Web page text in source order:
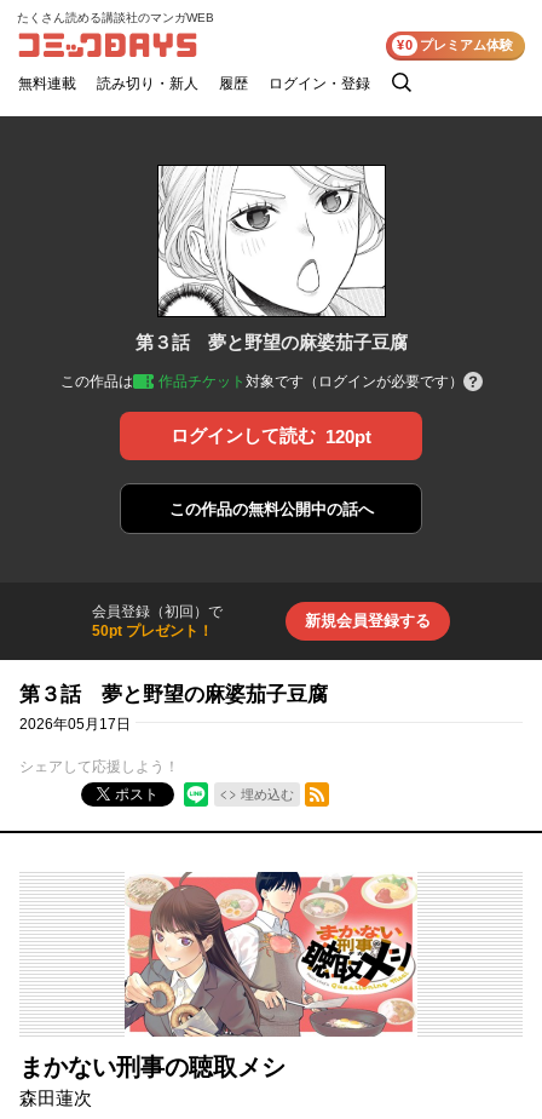
コミックDAYS
たくさん読める講談社のマンガWEB
無料連載 読み切り・新人 履歴 ログイン・登録
検
¥0 プレミアム体験
第３話 夢と野望の麻婆茄子豆腐
この作品は 作品チケット 対象です（ログインが必要です）
ログインして読む 120pt
この作品の無料公開中の話へ
会員登録（初回）で
50pt プレゼント！
新規会員登録する
第３話 夢と野望の麻婆茄子豆腐
2026年05月17日
シェアして応援しよう！
ポスト
埋め込む
RSSフィード
まかない刑事の聴取メシ
森田蓮次